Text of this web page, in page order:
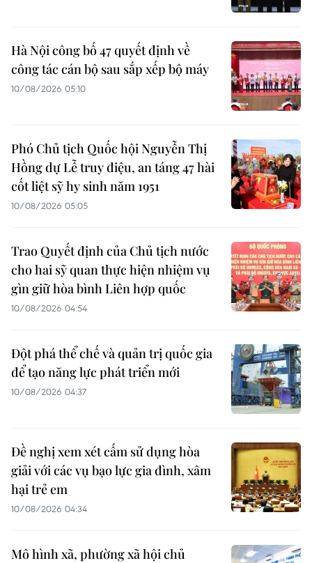
Hà Nội công bố 47 quyết định về
công tác cán bộ sau sắp xếp bộ máy
10/08/2026 05:10
Phó Chủ tịch Quốc hội Nguyễn Thị
Hồng dự Lễ truy điệu, an táng 47 hài
cốt liệt sỹ hy sinh năm 1951
10/08/2026 05:05
Trao Quyết định của Chủ tịch nước
cho hai sỹ quan thực hiện nhiệm vụ
gìn giữ hòa bình Liên hợp quốc
10/08/2026 04:54
Đột phá thể chế và quản trị quốc gia
để tạo năng lực phát triển mới
10/08/2026 04:37
Đề nghị xem xét cấm sử dụng hòa
giải với các vụ bạo lực gia đình, xâm
hại trẻ em
10/08/2026 04:34
Mô hình xã, phường xã hội chủ